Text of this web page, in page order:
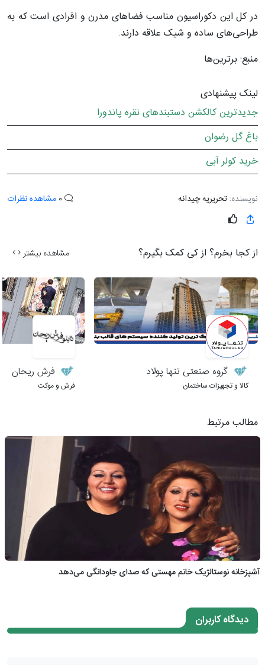
در کل این دکوراسیون مناسب فضاهای مدرن و افرادی است که به
طراحی‌های ساده و شیک علاقه دارند.
منبع: برترین‌ها
لینک پیشنهادی
جدیدترین کالکشن دستبندهای نقره پاندورا
باغ گل رضوان
خرید کولر آبی
نویسنده: تحریریه چیدانه مشاهده نظرات
از کجا بخرم؟ از کی کمک بگیرم؟ مشاهده بیشتر
گروه صنعتی تنها پولاد
کالا و تجهیزات ساختمان
فرش ریحان
فرش و موکت
مطالب مرتبط
آشپزخانه نوستالژیک خانم مهستی که صدای جاودانگی می‌دهد
دیدگاه کاربران